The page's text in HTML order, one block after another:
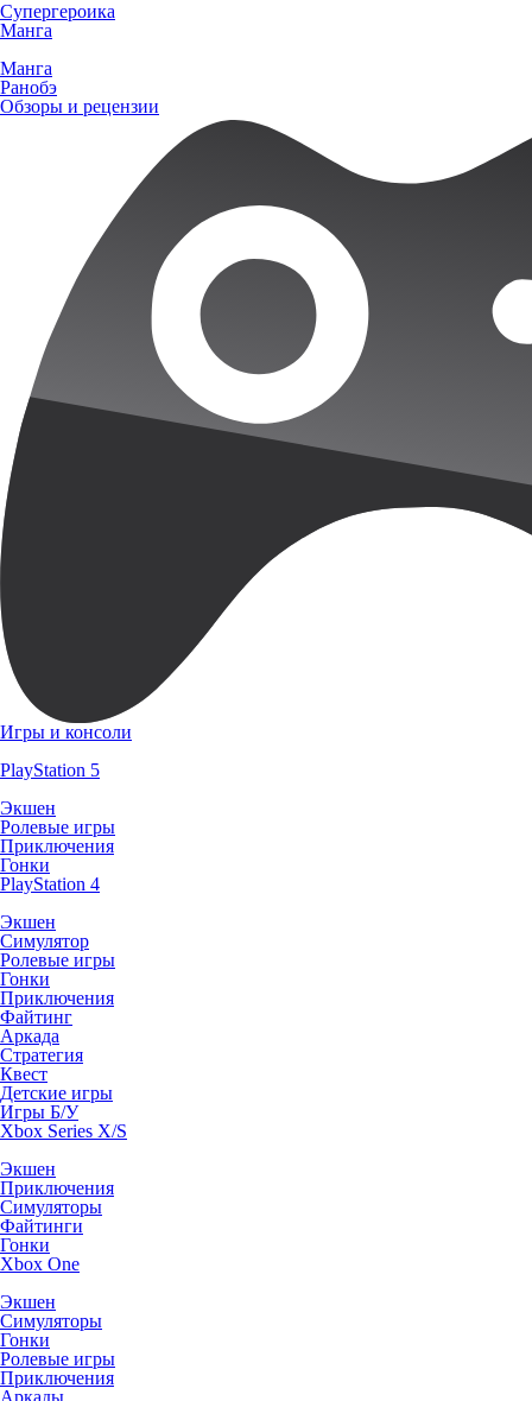
Супергероика
Манга
Манга
Ранобэ
Обзоры и рецензии
Игры и консоли
PlayStation 5
Экшен
Ролевые игры
Приключения
Гонки
PlayStation 4
Экшен
Симулятор
Ролевые игры
Гонки
Приключения
Файтинг
Аркада
Стратегия
Квест
Детские игры
Игры Б/У
Xbox Series X/S
Экшен
Приключения
Симуляторы
Файтинги
Гонки
Xbox One
Экшен
Симуляторы
Гонки
Ролевые игры
Приключения
Аркады